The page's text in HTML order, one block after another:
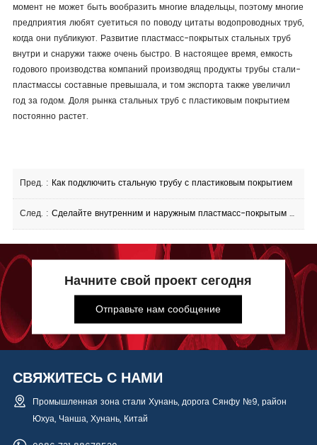
момент не может быть вообразить многие владельцы, поэтому многие
предприятия любят суетиться по поводу цитаты водопроводных труб,
когда они публикуют. Развитие пластмасс-покрытых стальных труб
внутри и снаружи также очень быстро. В настоящее время, емкость
годового производства компаний производящ продукты трубы стали-
пластмассы составные превышала, и том экспорта также увеличил
год за годом. Доля рынка стальных труб с пластиковым покрытием
постоянно растет.
Пред. : Как подключить стальную трубу с пластиковым покрытием
След. : Сделайте внутренним и наружным пластмасс-покрытым стальным трубам потребность быть анти -- корозией и смазанный
Начните свой проект сегодня
Отправьте нам сообщение
СВЯЖИТЕСЬ С НАМИ
Промышленная зона стали Хунань, дорога Сянфу №9, район
Юхуа, Чанша, Хунань, Китай